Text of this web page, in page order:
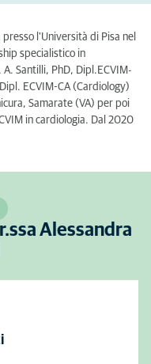
l'Università di Pisa nel
specialistico in
Santilli, PhD, Dipl.ECVIM-
ECVIM-CA (Cardiology)
Samarate (VA) per poi
in cardiologia. Dal 2020
Alessandra